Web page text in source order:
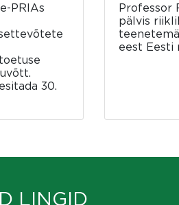
PRIAs
30.
Professor
pälvis
eest Eesti
LINGID